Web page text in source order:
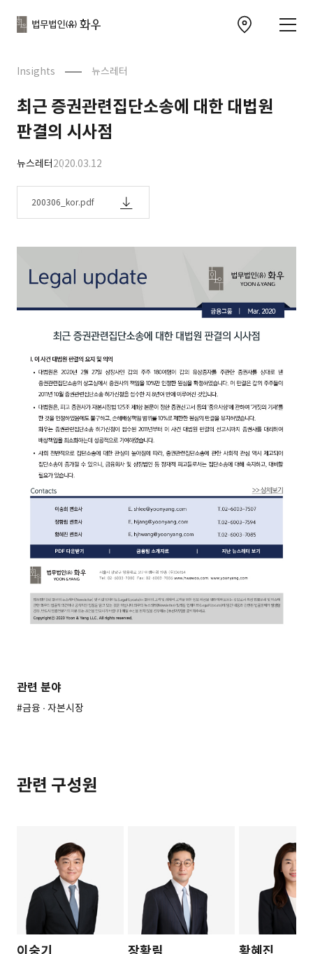
Insights 뉴스레터
최근 증권관련집단소송에 대한 대법원
판결의 시사점
뉴스레터2020.03.12
200306_kor.pdf
관련 분야
#금융 ∙ 자본시장
관련 구성원
이숭기 장황림 황혜진